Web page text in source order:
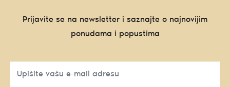
Prijavite se na newsletter i saznajte o najnovijim
ponudama i popustima